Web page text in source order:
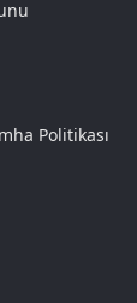
Politikası